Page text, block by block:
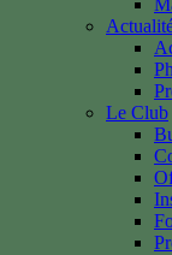
Le Club